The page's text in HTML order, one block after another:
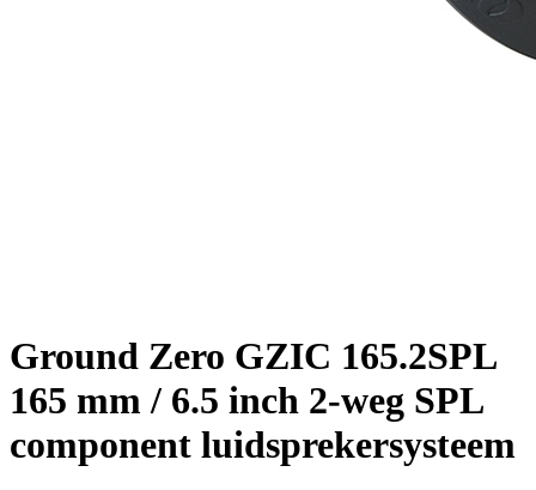
Ground Zero GZIC 165.2SPL
165 mm / 6.5 inch 2-weg SPL
component luidsprekersysteem